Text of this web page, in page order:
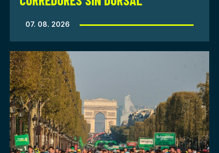
07. 08. 2026